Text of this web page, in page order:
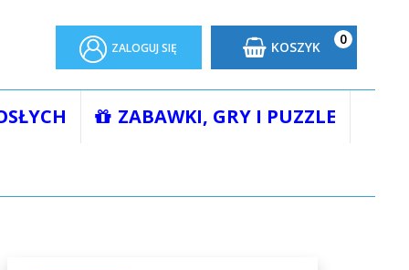
ZALOGUJ SIĘ KOSZYK 0
ZABAWKI, GRY I PUZZLE